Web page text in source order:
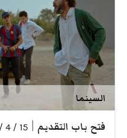
السينما
فتح باب التقديم 15 / 4 / 2026